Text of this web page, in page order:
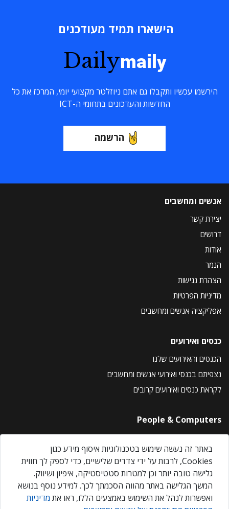
הישארו תמיד מעודכנים
Dailymaily
הירשמו עכשיו ותקבלו גם אתם ניוזלטר מקצועי יומי, המרכז את כל
החדשות והעדכונים בתחומי ה-ICT
הרשמה
אנשים ומחשבים
יצירת קשר
דרושים
אודות
הנמר
הצהרת נגישות
מדיניות הפרטיות
אפליקציה אנשים ומחשבים
כנסים ואירועים
הכנסים והאירועים שלנו
נצפיתם בכנסי ואירועי אנשים ומחשבים
לקראת כנסים ואירועים קרובים
People & Computers
About Us
Privacy Policy
Contact Us
Our Events
באתר זה נעשה שימוש בטכנולוגיות איסוף מידע כגון
Cookies, לרבות על ידי צדדים שלישיים, כדי לספק לך חווית
גלישה טובה יותר וכן למטרות סטטיסטיקה, איפיון ושיווק.
המשך הגלישה באתר מהווה הסכמתך לכך. למידע נוסף בנושא
ואפשרות לנהל את השימוש באמצעים הללו, ראו את מדיניות